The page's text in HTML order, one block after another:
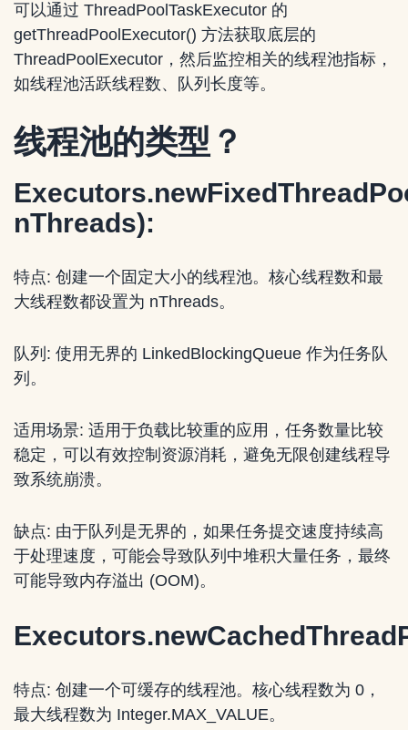
可以通过 ThreadPoolTaskExecutor 的
getThreadPoolExecutor() 方法获取底层的
ThreadPoolExecutor，然后监控相关的线程池指标，
如线程池活跃线程数、队列长度等。
线程池的类型？
nThreads):
特点: 创建一个固定大小的线程池。核心线程数和最
大线程数都设置为 nThreads。
队列: 使用无界的 LinkedBlockingQueue 作为任务队
列。
适用场景: 适用于负载比较重的应用，任务数量比较
稳定，可以有效控制资源消耗，避免无限创建线程导
致系统崩溃。
缺点: 由于队列是无界的，如果任务提交速度持续高
于处理速度，可能会导致队列中堆积大量任务，最终
可能导致内存溢出 (OOM)。
特点: 创建一个可缓存的线程池。核心线程数为 0，
最大线程数为 Integer.MAX_VALUE。